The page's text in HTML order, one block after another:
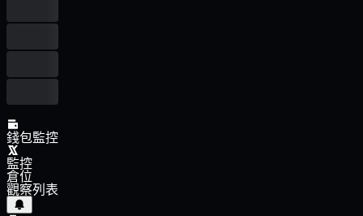
錢包監控
監控
倉位
觀察列表